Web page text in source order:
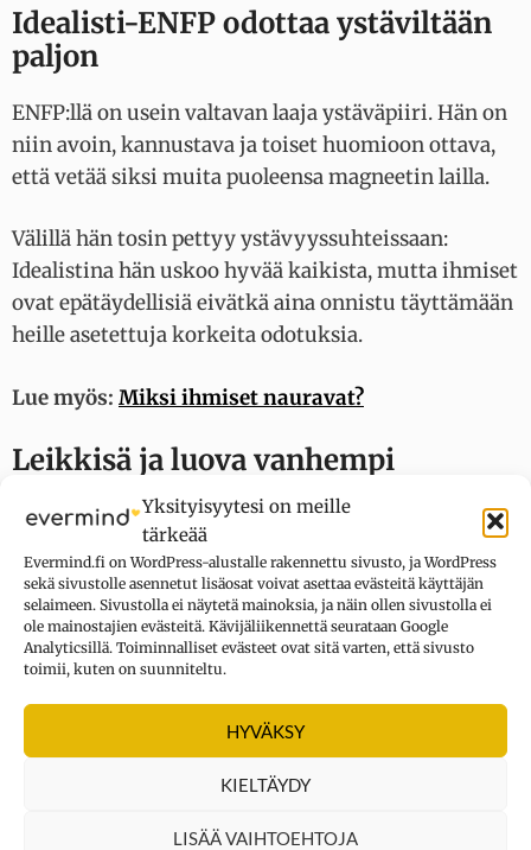
Yksityisyytesi on meille
tärkeää
Evermind.fi on WordPress-alustalle rakennettu sivusto, ja WordPress
sekä sivustolle asennetut lisäosat voivat asettaa evästeitä käyttäjän
selaimeen. Sivustolla ei näytetä mainoksia, ja näin ollen sivustolla ei
ole mainostajien evästeitä. Kävijäliikennettä seurataan Google
Analyticsillä. Toiminnalliset evästeet ovat sitä varten, että sivusto
toimii, kuten on suunniteltu.
HYVÄKSY
KIELTÄYDY
LISÄÄ VAIHTOEHTOJA
Idealisti-ENFP odottaa ystäviltään
paljon
ENFP:llä on usein valtavan laaja ystäväpiiri. Hän on
niin avoin, kannustava ja toiset huomioon ottava,
että vetää siksi muita puoleensa magneetin lailla.
Välillä hän tosin pettyy ystävyyssuhteissaan:
Idealistina hän uskoo hyvää kaikista, mutta ihmiset
ovat epätäydellisiä eivätkä aina onnistu täyttämään
heille asetettuja korkeita odotuksia.
Lue myös: Miksi ihmiset nauravat?
Leikkisä ja luova vanhempi
Rakkautta, ehdotonta tukea, vapautta, leikkiä ja
luovuutta. Tätä kaikkea ENFP-vanhempi lahjoittaa
lapsilleen yllin kyllin.
Lapset iloitsevat vanhempansa huomiosta ja
rikkaasta tunneyhteydestä, mutta teini-iässä, omaa
aikuisuuttaan kohti kulkeva nuori saattaa joutua
riuhtaisemaan itsensä irti vanhemmastaan
keskivertoa napakammalla liikkeellä.